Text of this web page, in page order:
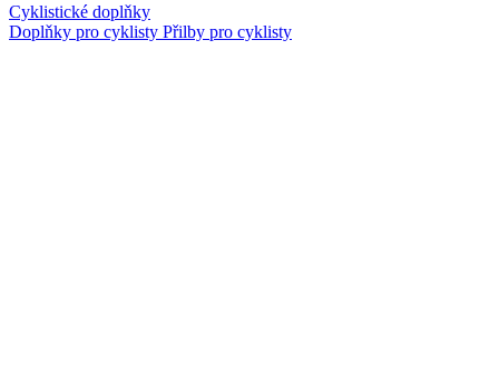
Cyklistické doplňky
Doplňky pro cyklisty Přilby pro cyklisty